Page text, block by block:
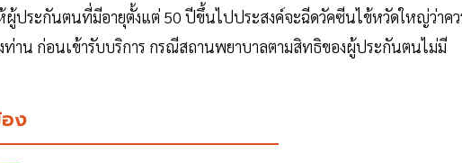
ผู้ประกันตนที่มีอายุตั้งแต่ 50 ปีขึ้นไปประสงค์จะฉีดวัคซีนไข้หวัดใหญ่ว่าค
าน ก่อนเข้ารับบริการ กรณีสถานพยาบาลตามสิทธิของผู้ประกันตนไม่มี
ง